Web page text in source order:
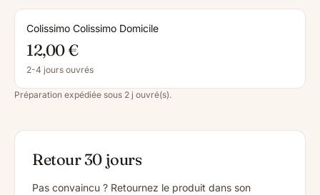
Colissimo Colissimo Domicile
12,00 €
2-4 jours ouvrés
Préparation expédiée sous 2 j ouvré(s).
Retour 30 jours
Pas convaincu ? Retournez le produit dans son